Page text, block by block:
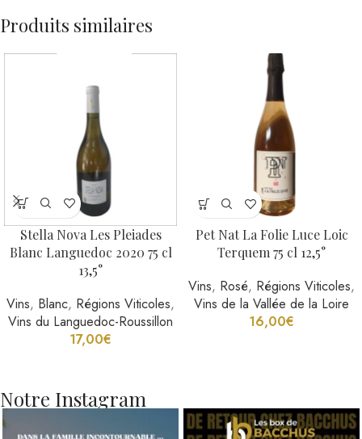
Produits similaires
Stella Nova Les Pleiades
Blanc Languedoc 2020 75 cl
13,5°
Vins, Blanc, Régions Viticoles,
Vins du Languedoc-Roussillon
17,00€
Pet Nat La Folie Luce Loic
Terquem 75 cl 12,5°
Vins, Rosé, Régions Viticoles,
Vins de la Vallée de la Loire
16,00€
Notre Instagram